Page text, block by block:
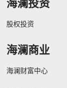
海澜投资
股权投资
海澜商业
海澜财富中心